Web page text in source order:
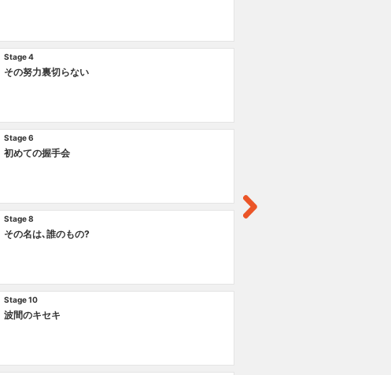
Stage 4
その努力裏切らない
Stage 6
初めての握手会
Stage 8
その名は､誰のもの?
Stage 10
波間のキセキ